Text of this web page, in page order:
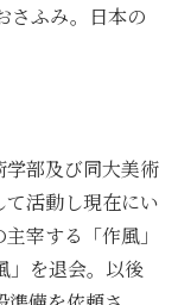
さふみ。日本の
部及び同大美術
活動し現在にい
宰する「作風」
」を退会。以後